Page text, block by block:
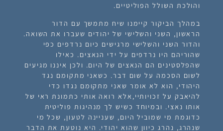
והולכת השולל הפוליטיים.
במהלך הביקור קיימנו שיח מתמשך עם הדור
הראשון, השני והשלישי של יהודים שעברו את השואה.
והדור השני והשלישי מרגישים כיום נרדפים כפי
שהוריהם היו נרדפים על ידי הנאצים. כאילו
שהפלסטינים הם הנאצים של היום. ולכן איננו מגיעים
לשום הסכמה על שום דבר. כשאני מתקומם נגד
היהודי, הוא לא אומר שאני מתקומם נגדו כדי
להיאבק על זכויותיי,אלא רואה אותי כתמונת ראי של
אותו נאצי. ובמיוחד כשיש לך מנהיגות פוליטית
כדוגמת מי שמוביל היום, שעניינה לטעון, שכל מי
שנהרג, נהרג כיוון שהוא יהודי. היא נוטעת את הדבר